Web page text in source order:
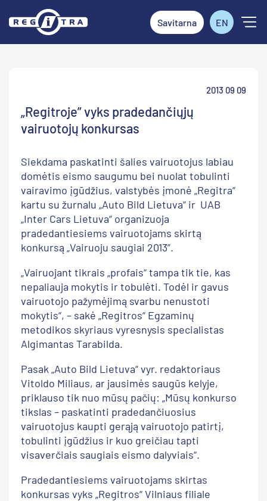
Savitarna EN
2013 09 09
„Regitroje” vyks pradedančiųjų
vairuotojų konkursas
Siekdama paskatinti šalies vairuotojus labiau
domėtis eismo saugumu bei nuolat tobulinti
vairavimo įgūdžius, valstybės įmonė „Regitra“
kartu su žurnalu „Auto Bild Lietuva“ ir UAB
„Inter Cars Lietuva“ organizuoja
pradedantiesiems vairuotojams skirtą
konkursą „Vairuoju saugiai 2013”.
„Vairuojant tikrais „profais“ tampa tik tie, kas
nepaliauja mokytis ir tobulėti. Todėl ir gavus
vairuotojo pažymėjimą svarbu nenustoti
mokytis“, – sakė „Regitros“ Egzaminų
metodikos skyriaus vyresnysis specialistas
Algimantas Tarabilda.
Pasak „Auto Bild Lietuva“ vyr. redaktoriaus
Vitoldo Miliaus, ar jausimės saugūs kelyje,
priklauso tik nuo mūsų pačių: „Mūsų konkurso
tikslas – paskatinti pradedančiuosius
vairuotojus kaupti gerąją vairuotojo patirtį,
tobulinti įgūdžius ir kuo greičiau tapti
visaverčiais saugiais eismo dalyviais“.
Pradedantiesiems vairuotojams skirtas
konkursas vyks „Regitros“ Vilniaus filiale